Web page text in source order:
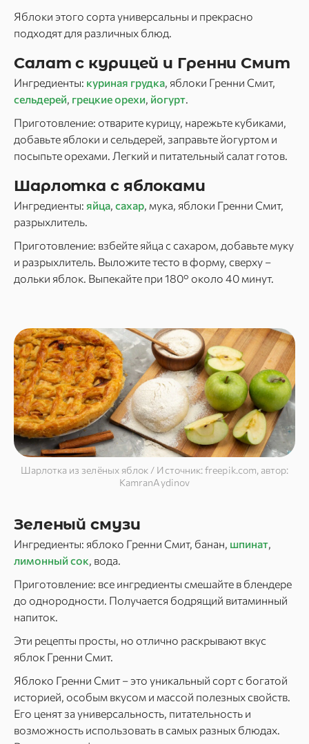
Яблоки этого сорта универсальны и прекрасно
подходят для различных блюд.
Салат с курицей и Гренни Смит
Ингредиенты: куриная грудка, яблоки Гренни Смит,
сельдерей, грецкие орехи, йогурт.
Приготовление: отварите курицу, нарежьте кубиками,
добавьте яблоки и сельдерей, заправьте йогуртом и
посыпьте орехами. Легкий и питательный салат готов.
Шарлотка с яблоками
Ингредиенты: яйца, сахар, мука, яблоки Гренни Смит,
разрыхлитель.
Приготовление: взбейте яйца с сахаром, добавьте муку
и разрыхлитель. Выложите тесто в форму, сверху –
дольки яблок. Выпекайте при 180° около 40 минут.
Шарлотка из зелёных яблок / Источник: freepik.com, автор:
KamranAydinov
Зеленый смузи
Ингредиенты: яблоко Гренни Смит, банан, шпинат,
лимонный сок, вода.
Приготовление: все ингредиенты смешайте в блендере
до однородности. Получается бодрящий витаминный
напиток.
Эти рецепты просты, но отлично раскрывают вкус
яблок Гренни Смит.
Яблоко Гренни Смит – это уникальный сорт с богатой
историей, особым вкусом и массой полезных свойств.
Его ценят за универсальность, питательность и
возможность использовать в самых разных блюдах.